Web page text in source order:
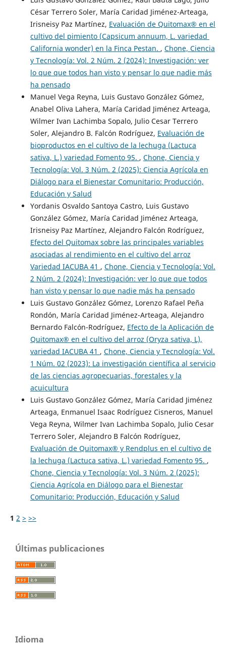
César Terrero Soler, María Caridad Jiménez-Arteaga,
Irisneisy Paz Martínez, Evaluación de Quitomax® en el
cultivo del pimiento (Capsicum annuum, L. variedad
California wonder) en la Finca Pestan. , Chone, Ciencia
y Tecnología: Vol. 2 Núm. 2 (2024): Investigación: ver
lo que que todos han visto y pensar lo que nadie más
ha pensado
Manuel Vega Reyna, Luis Gustavo González Gómez,
Anabel Oliva Lahera, María Caridad Jiménez Arteaga,
Wilmer Ivan Lachimba Sopalo, Julio Cesar Terrero
Soler, Alejandro B. Falcón Rodríguez, Evaluación de
bioproductos en el cultivo de la lechuga (Lactuca
sativa, L.) variedad Fomento 95. , Chone, Ciencia y
Tecnología: Vol. 3 Núm. 2 (2025): Ciencia Agrícola en
Diálogo para el Bienestar Comunitario: Producción,
Educación y Salud
Yordanis Osvaldo Santoya Castro, Luis Gustavo
González Gómez, María Caridad Jiménez Arteaga,
Irisneisy Paz Martínez, Alejandro Falcón Rodríguez,
Efecto del Quitomax sobre las principales variables
asociadas al rendimiento en el cultivo del arroz
Variedad IACUBA 41 , Chone, Ciencia y Tecnología: Vol.
2 Núm. 2 (2024): Investigación: ver lo que que todos
han visto y pensar lo que nadie más ha pensado
Luis Gustavo González Gómez, Lorenzo Rafael Peña
Rondón, María Caridad Jiménez-Arteaga, Alejandro
Bernardo Falcón-Rodríguez, Efecto de la Aplicación de
Quitomax® en el cultivo del arroz (Oryza sativa, L),
variedad IACUBA 41 , Chone, Ciencia y Tecnología: Vol.
1 Núm. 02 (2023): La investigación científica al servicio
de las ciencias agropecuarias, forestales y la
acuicultura
Luis Gustavo González Gómez, María Caridad Jiménez
Arteaga, Enmanuel Isaac Rodríguez Cisneros, Manuel
Vega Reyna, Wilmer Ivan Lachimba Sopalo, Julio Cesar
Terrero Soler, Alejandro B Falcón Rodríguez,
Evaluación de Quitomax® y Rendplus en el cultivo de
la lechuga (Lactuca sativa, L.) variedad Fomento 95. ,
Chone, Ciencia y Tecnología: Vol. 3 Núm. 2 (2025):
Ciencia Agrícola en Diálogo para el Bienestar
Comunitario: Producción, Educación y Salud
1 2 > >>
Últimas publicaciones
Idioma